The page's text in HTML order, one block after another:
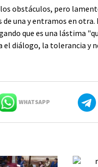
obstáculos, pero
una y entramos en otra.
que es una lástima
diálogo, la tolerancia y
WHATSAPP